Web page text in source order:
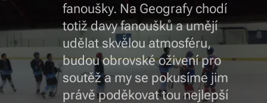
fanoušky. Na Geografy chodí
totiž davy fanoušků a umějí
udělat skvělou atmosféru,
budou obrovské oživení pro
soutěž a my se pokusíme jim
právě poděkovat tou nejlepší